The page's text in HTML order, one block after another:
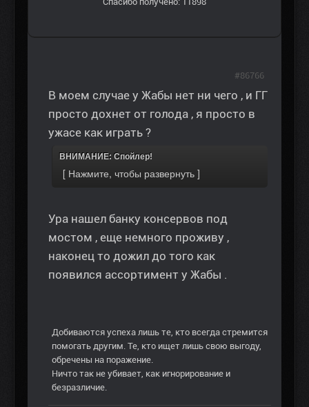
В моем случае у Жабы нет ни чего , и ГГ
просто дохнет от голода , я просто в
ужасе как играть ?
ВНИМАНИЕ: Спойлер!
Ура нашел банку консервов под
мостом , еще немного проживу ,
наконец то дожил до того как
появился ассортимент у Жабы .
Добиваются успеха лишь те, кто всегда стремится
помогать другим. Те, кто ищет лишь свою выгоду,
обречены на поражение.
Ничто так не убивает, как игнорирование и
безразличие.
#86766